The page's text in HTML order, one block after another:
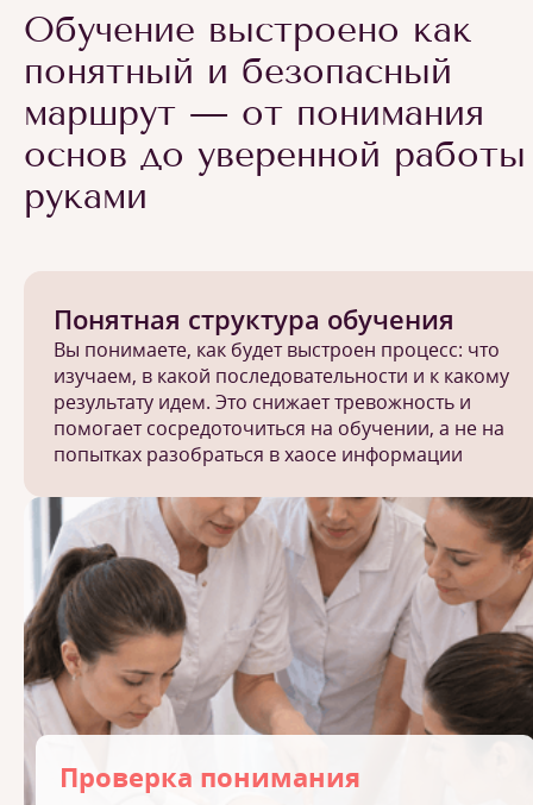
Обучение выстроено как
понятный и безопасный
маршрут — от понимания
основ до уверенной работы
руками
Понятная структура обучения
Вы понимаете, как будет выстроен процесс: что
изучаем, в какой последовательности и к какому
результату идем. Это снижает тревожность и
помогает сосредоточиться на обучении, а не на
попытках разобраться в хаосе информации
Проверка понимания